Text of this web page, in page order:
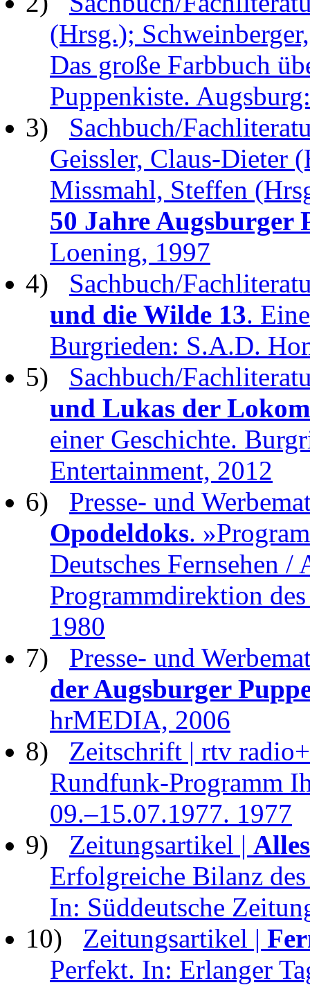
(Hrsg.);
Das große Farbbuch
Puppenkiste.
3) Sachbuch/
Geissler, Claus-Dieter
Missmahl, Steffen
50 Jahre Augsburger
Loening, 1997
4) Sachbuch/
und die Wilde 13.
Burgrieden: S.A.D.
5) Sachbuch/
und Lukas der
einer Geschichte.
Entertainment, 2012
6) Presse- und
Opodeldoks.
Deutsches Fernsehen
Programmdirektion
1980
7) Presse- und
der Augsburger
hrMEDIA, 2006
8) Zeitschrift | rtv
Rundfunk-Programm
09.–15.07.1977. 1977
9) Zeitungsartikel |
Erfolgreiche Bilanz
In: Süddeutsche
10) Zeitungsartikel |
Perfekt. In: Erlanger